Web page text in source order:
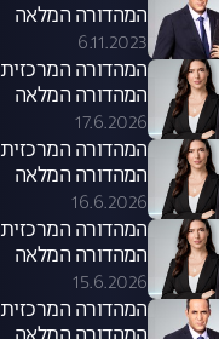
המהדורה המלאה
6.11.2023
המהדורה המלאה
17.6.2026
המהדורה המלאה
16.6.2026
המהדורה המלאה
15.6.2026